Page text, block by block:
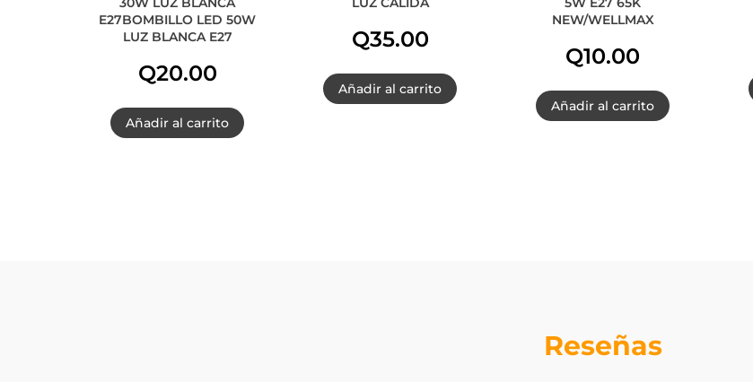
E27BOMBILLO LED 50W
LUZ BLANCA E27
Q20.00
Añadir al carrito
Q35.00
Añadir al carrito
NEW/WELLMAX
Q10.00
Añadir al carrito
Reseñas